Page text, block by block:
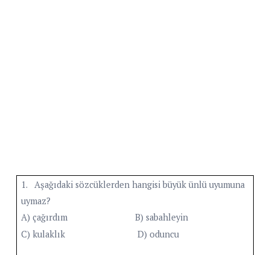
1. Aşağıdaki sözcüklerden hangisi büyük ünlü uyumuna
uymaz?
A) çağırdım B) sabahleyin
C) kulaklık D) oduncu